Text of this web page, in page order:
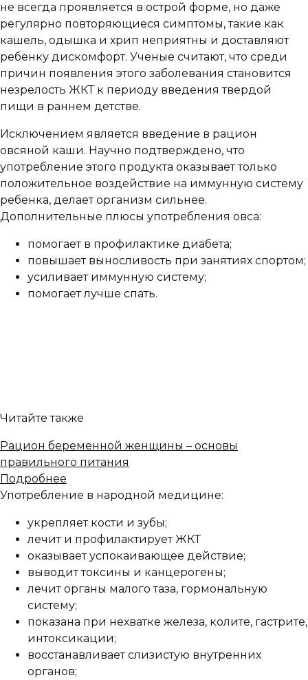
не всегда проявляется в острой форме, но даже
регулярно повторяющиеся симптомы, такие как
кашель, одышка и хрип неприятны и доставляют
ребенку дискомфорт. Ученые считают, что среди
причин появления этого заболевания становится
незрелость ЖКТ к периоду введения твердой
пищи в раннем детстве.
Исключением является введение в рацион
овсяной каши. Научно подтверждено, что
употребление этого продукта оказывает только
положительное воздействие на иммунную систему
ребенка, делает организм сильнее.
Дополнительные плюсы употребления овса:
помогает в профилактике диабета;
повышает выносливость при занятиях спортом;
усиливает иммунную систему;
помогает лучше спать.
Читайте также
Рацион беременной женщины – основы
правильного питания
Подробнее
Употребление в народной медицине:
укрепляет кости и зубы;
лечит и профилактирует ЖКТ
оказывает успокаивающее действие;
выводит токсины и канцерогены;
лечит органы малого таза, гормональную
систему;
показана при нехватке железа, колите, гастрите,
интоксикации;
восстанавливает слизистую внутренних
органов;